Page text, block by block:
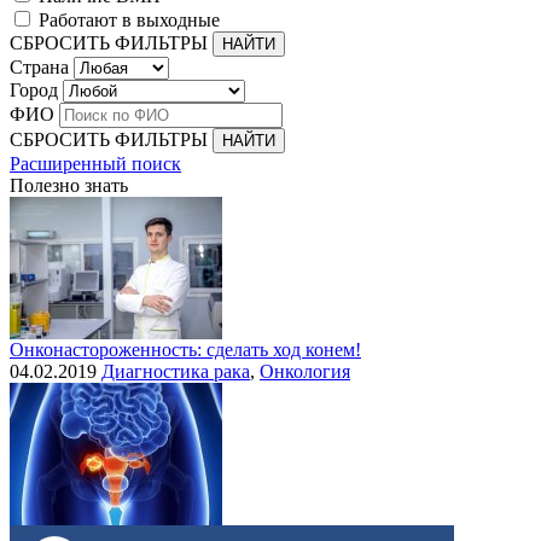
Работают в выходные
СБРОСИТЬ ФИЛЬТРЫ
Страна
Город
ФИО
СБРОСИТЬ ФИЛЬТРЫ
Расширенный поиск
Полезно знать
Онконастороженность: сделать ход конем!
04.02.2019 Диагностика рака, Онкология
Выделения при раке шейки матки